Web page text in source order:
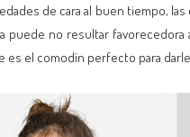
de cara al buen tiempo,
puede no resultar
es el comodín perfecto para